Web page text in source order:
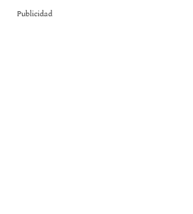
Publicidad